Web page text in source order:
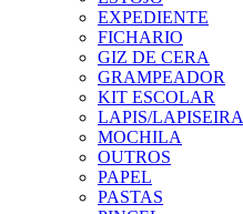
EXPEDIENTE
FICHARIO
GIZ DE CERA
GRAMPEADOR
KIT ESCOLAR
LAPIS/LAPISEIRA
MOCHILA
OUTROS
PAPEL
PASTAS